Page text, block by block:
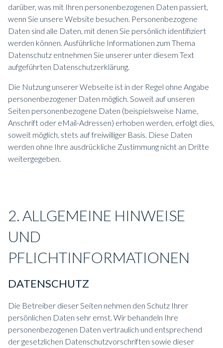
darüber, was mit Ihren personenbezogenen Daten passiert,
wenn Sie unsere Website besuchen. Personenbezogene
Daten sind alle Daten, mit denen Sie persönlich identifiziert
werden können. Ausführliche Informationen zum Thema
Datenschutz entnehmen Sie unserer unter diesem Text
aufgeführten Datenschutzerklärung.
Die Nutzung unserer Webseite ist in der Regel ohne Angabe
personenbezogener Daten möglich. Soweit auf unseren
Seiten personenbezogene Daten (beispielsweise Name,
Anschrift oder eMail-Adressen) erhoben werden, erfolgt dies,
soweit möglich, stets auf freiwilliger Basis. Diese Daten
werden ohne Ihre ausdrückliche Zustimmung nicht an Dritte
weitergegeben.
2. ALLGEMEINE HINWEISE
UND
PFLICHTINFORMATIONEN
DATENSCHUTZ
Die Betreiber dieser Seiten nehmen den Schutz Ihrer
persönlichen Daten sehr ernst. Wir behandeln Ihre
personenbezogenen Daten vertraulich und entsprechend
der gesetzlichen Datenschutzvorschriften sowie dieser